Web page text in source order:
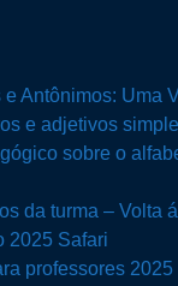
e Antônimos: Uma
e adjetivos
sobre o
da turma – Volta
2025 Safari
professores 2025